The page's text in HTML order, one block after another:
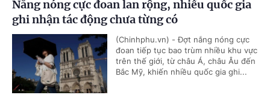
Nắng nóng cực đoan lan rộng, nhiều quốc gia
ghi nhận tác động chưa từng có
(Chinhphu.vn) - Đợt nắng nóng cực
đoan tiếp tục bao trùm nhiều khu vực
trên thế giới, từ châu Á, châu Âu đến
Bắc Mỹ, khiến nhiều quốc gia ghi...